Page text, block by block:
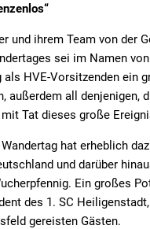
und ihrem Team von der
sei im Namen
als HVE-Vorsitzenden ein
außerdem all denjenigen,
Tat dieses große
hat erheblich
und darüber
Ein großes
des 1. SC
gereisten Gästen.